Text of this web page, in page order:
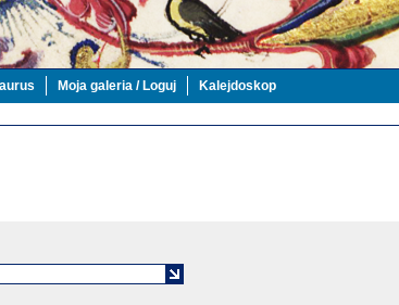
Moja galeria / Loguj Kalejdoskop